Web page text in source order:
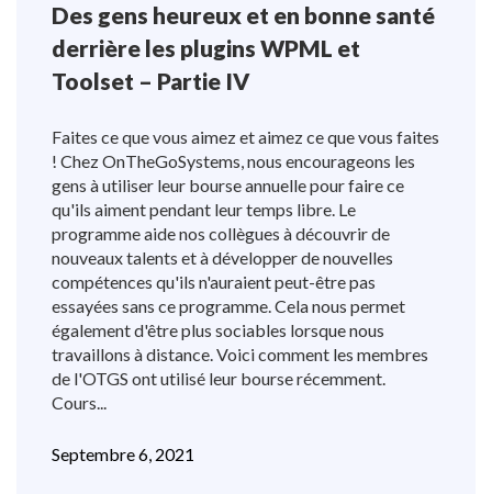
Des gens heureux et en bonne santé
derrière les plugins WPML et
Toolset – Partie IV
Faites ce que vous aimez et aimez ce que vous faites
! Chez OnTheGoSystems, nous encourageons les
gens à utiliser leur bourse annuelle pour faire ce
qu'ils aiment pendant leur temps libre. Le
programme aide nos collègues à découvrir de
nouveaux talents et à développer de nouvelles
compétences qu'ils n'auraient peut-être pas
essayées sans ce programme. Cela nous permet
également d'être plus sociables lorsque nous
travaillons à distance. Voici comment les membres
de l'OTGS ont utilisé leur bourse récemment.
Cours...
Septembre 6, 2021